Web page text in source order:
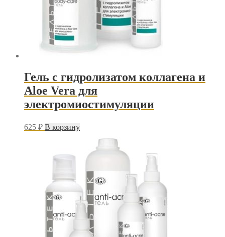
Гель с гидролизатом коллагена и
Aloe Vera для
электромиостимуляции
625 ₽ В корзину